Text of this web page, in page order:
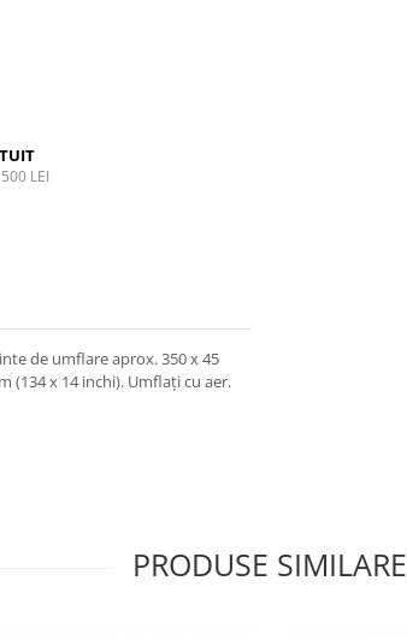
LEI
de umflare aprox. 350 x 45
(134 x 14 inchi). Umflați cu aer.
PRODUSE SIMILARE